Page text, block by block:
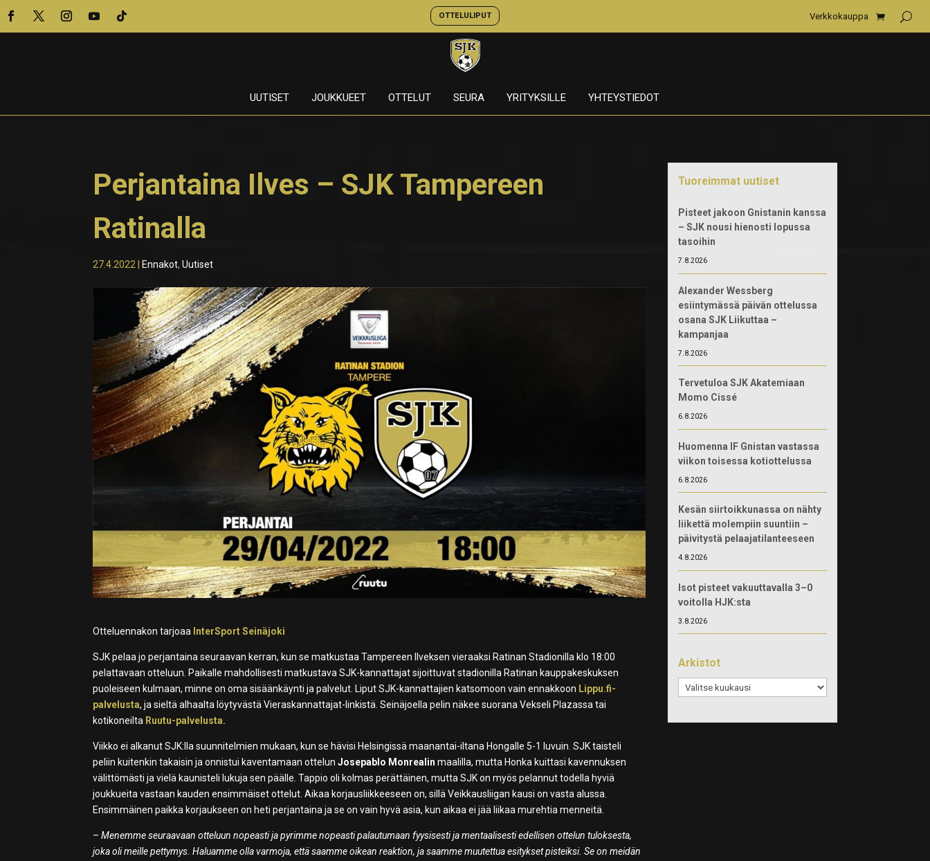
OTTELULIPUT Verkkokauppa
UUTISET JOUKKUEET OTTELUT SEURA YRITYKSILLE YHTEYSTIEDOT
Perjantaina Ilves – SJK Tampereen
Ratinalla
27.4.2022 Ennakot,Uutiset
Otteluennakon tarjoaa InterSport Seinäjoki
SJK pelaa jo perjantaina seuraavan kerran, kun se matkustaa Tampereen Ilveksen vieraaksi Ratinan Stadionilla klo 18:00
pelattavaan otteluun. Paikalle mahdollisesti matkustava SJK-kannattajat sijoittuvat stadionilla Ratinan kauppakeskuksen
puoleiseen kulmaan, minne on oma sisäänkäynti ja palvelut. Liput SJK-kannattajien katsomoon vain ennakkoon Lippu.fi-
palvelusta, ja sieltä alhaalta löytyvästä Vieraskannattajat-linkistä. Seinäjoella pelin näkee suorana Vekseli Plazassa tai
kotikoneilta Ruutu-palvelusta.
Viikko ei alkanut SJK:lla suunnitelmien mukaan, kun se hävisi Helsingissä maanantai-iltana Hongalle 5-1 luvuin. SJK taisteli
peliin kuitenkin takaisin ja onnistui kaventamaan ottelunJosepablo Monrealin maalilla, mutta Honka kuittasi kavennuksen
välittömästi ja vielä kaunisteli lukuja sen päälle. Tappio oli kolmas perättäinen, mutta SJK on myös pelannut todella hyviä
joukkueita vastaan kauden ensimmäiset ottelut. Aikaa korjausliikkeeseen on, sillä Veikkausliigan kausi on vasta alussa.
Ensimmäinen paikka korjaukseen on heti perjantaina ja se on vain hyvä asia, kun aikaa ei jää liikaa murehtia menneitä.
–Menemme seuraavaan otteluun nopeasti ja pyrimme nopeasti palautumaan fyysisesti ja mentaalisesti edellisen ottelun tuloksesta,
joka oli meille pettymys. Haluamme olla varmoja, että saamme oikean reaktion, ja saamme muutettua esitykset pisteiksi. Se on meidän
Tuoreimmat uutiset
Pisteet jakoon Gnistanin kanssa
– SJK nousi hienosti lopussa
tasoihin
7.8.2026
Alexander Wessberg
esiintymässä päivän ottelussa
osana SJK Liikuttaa –
kampanjaa
7.8.2026
Tervetuloa SJK Akatemiaan
Momo Cissé
6.8.2026
Huomenna IF Gnistan vastassa
viikon toisessa kotiottelussa
6.8.2026
Kesän siirtoikkunassa on nähty
liikettä molempiin suuntiin –
päivitystä pelaajatilanteeseen
4.8.2026
Isot pisteet vakuuttavalla 3–0
voitolla HJK:sta
3.8.2026
Arkistot
Arkistot